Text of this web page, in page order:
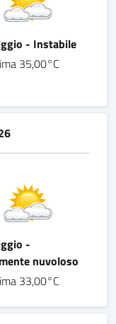
- Instabile
35,00°C
-
nuvoloso
33,00°C